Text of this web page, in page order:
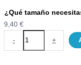
¿Qué tamaño
9,40 €
- +